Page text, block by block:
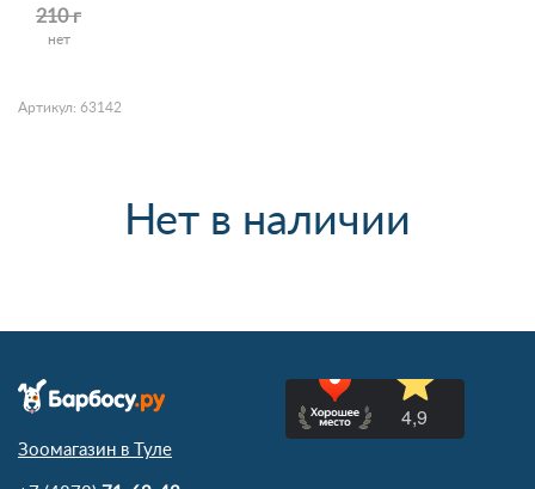
210 г
нет
Артикул: 63142
Нет в наличии
Зоомагазин в Туле